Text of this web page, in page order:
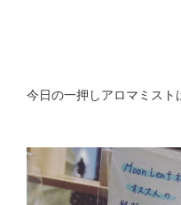
今日の一押しアロマミスト